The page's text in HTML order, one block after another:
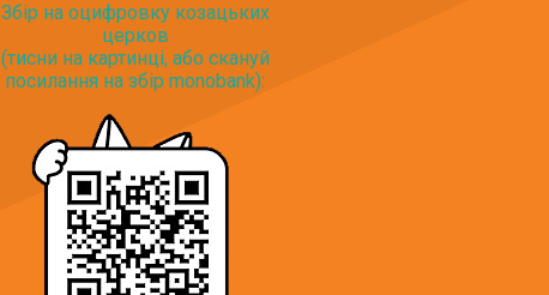
Збір на оцифровку козацьких
церков
(тисни на картинці, або скануй
посилання на збір monobank):